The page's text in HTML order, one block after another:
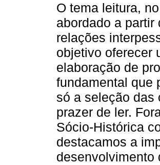
O tema leitura,
abordado a partir
relações
objetivo oferecer
elaboração de
fundamental que
só a seleção das
prazer de ler.
Sócio-Histórica
destacamos a
desenvolvimento